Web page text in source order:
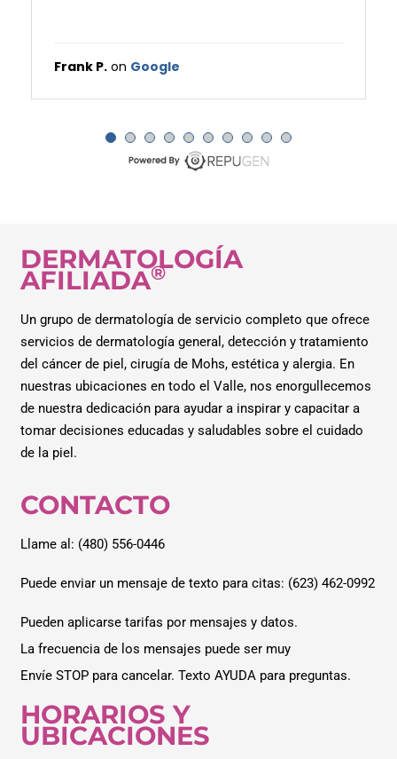
Frank P. on Google
DERMATOLOGÍA
AFILIADA®
Un grupo de dermatología de servicio completo que ofrece
servicios de dermatología general, detección y tratamiento
del cáncer de piel, cirugía de Mohs, estética y alergia. En
nuestras ubicaciones en todo el Valle, nos enorgullecemos
de nuestra dedicación para ayudar a inspirar y capacitar a
tomar decisiones educadas y saludables sobre el cuidado
de la piel.
CONTACTO
Llame al: (480) 556-0446
Puede enviar un mensaje de texto para citas: (623) 462-0992
Pueden aplicarse tarifas por mensajes y datos.
La frecuencia de los mensajes puede ser muy
Envíe STOP para cancelar. Texto AYUDA para preguntas.
HORARIOS Y
UBICACIONES